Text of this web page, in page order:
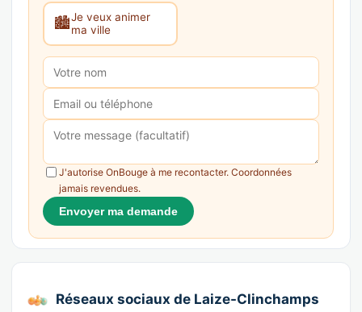
🏙️Je veux animer
ma ville
J'autorise OnBouge à me recontacter. Coordonnées
jamais revendues.
Envoyer ma demande
Réseaux sociaux de Laize-Clinchamps